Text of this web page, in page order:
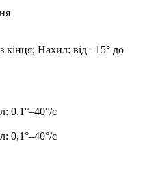
кінця; Нахил: від –15° до
0,1°–40°/с
0,1°–40°/с